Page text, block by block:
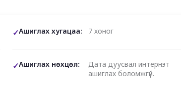
Ашиглах хугацаа: 7 хоног
Ашиглах нөхцөл:
Дата дуусвал интернэт
ашиглах боломжгүй.